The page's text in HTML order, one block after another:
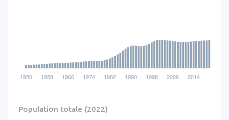
Population totale (2022)